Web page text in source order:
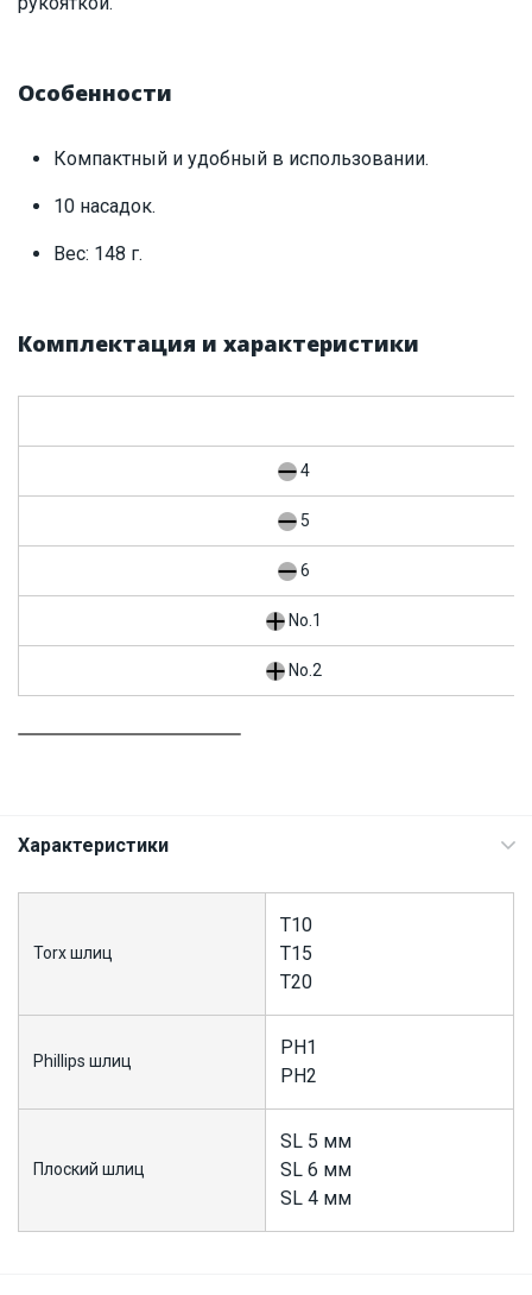
Особенности
Компактный и удобный в использовании.
10 насадок.
Вес: 148 г.
Комплектация и характеристики
4
5
6
No.1
No.2
Характеристики
Torx шлиц
T10
T15
T20
Phillips шлиц
PH1
PH2
Плоский шлиц
SL 5 мм
SL 6 мм
SL 4 мм